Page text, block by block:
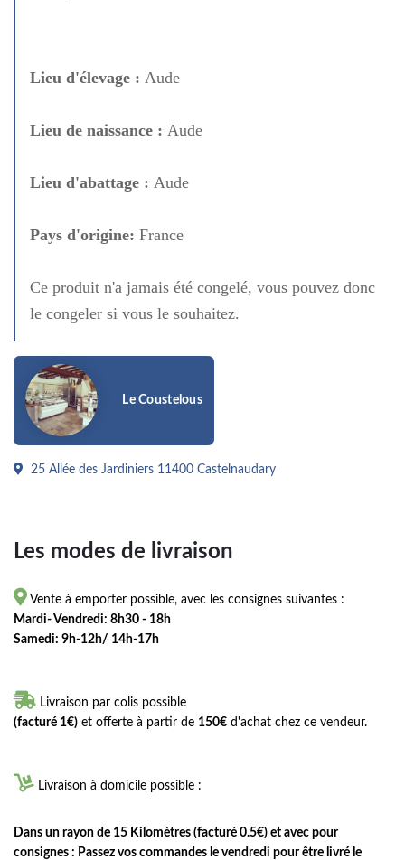
Lieu d'élevage : Aude
Lieu de naissance : Aude
Lieu d'abattage : Aude
Pays d'origine: France
Ce produit n'a jamais été congelé, vous pouvez donc
le congeler si vous le souhaitez.
Le Coustelous
25 Allée des Jardiniers 11400 Castelnaudary
Les modes de livraison
 Vente à emporter possible, avec les consignes suivantes :
Mardi- Vendredi: 8h30 - 18h
Samedi: 9h-12h/ 14h-17h
 Livraison par colis possible
(facturé 1€) et offerte à partir de 150€ d'achat chez ce vendeur.
 Livraison à domicile possible :
Dans un rayon de 15 Kilomètres (facturé 0.5€) et avec pour
consignes : Passez vos commandes le vendredi pour être livré le